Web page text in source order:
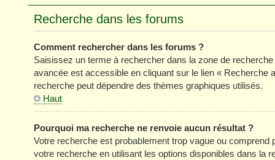
Recherche dans les forums
Comment rechercher dans les forums ?
Saisissez un terme à rechercher dans la zone de
avancée est accessible en cliquant sur le lien « Recherche
recherche peut dépendre des thèmes graphiques utilisés.
Haut
Pourquoi ma recherche ne renvoie aucun résultat ?
Votre recherche est probablement trop vague ou
votre recherche en utilisant les options disponibles dans la